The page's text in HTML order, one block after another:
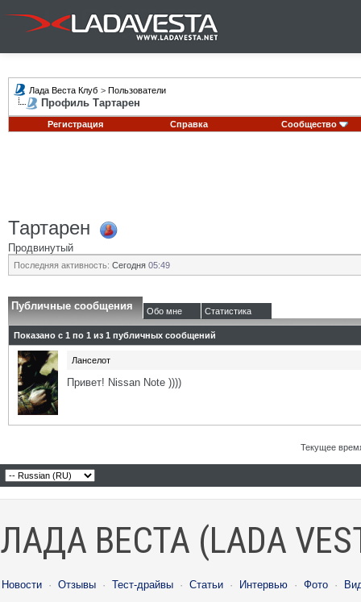
Лада Веста Клуб > Пользователи
Профиль Тартарен
Регистрация Справка Сообщество
Тартарен
Продвинутый
Последняя активность: Сегодня 05:49
Публичные сообщения Обо мне Статистика
Показано с 1 по 1 из 1 публичных сообщений
Ланселот
Привет! Nissan Note ))))
Текущее
ЛАДА ВЕСТА (LADA
Новости · Отзывы · Тест-драйвы · Статьи · Интервью · Фото ·